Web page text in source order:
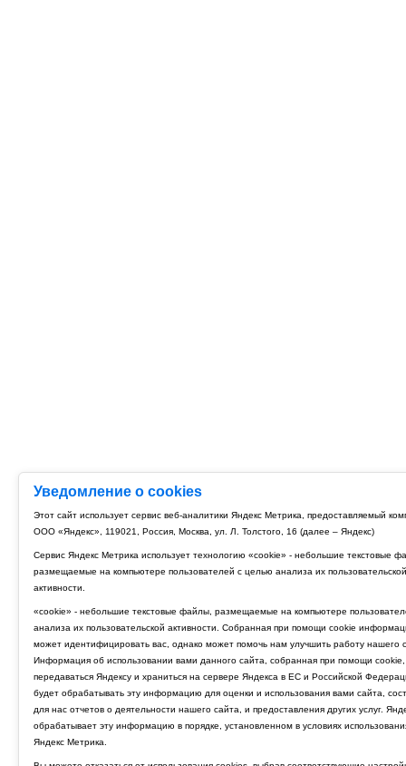
Уведомление о cookies
Этот сайт использует сервис веб-аналитики Яндекс Метрика, предоставляемый
ООО «Яндекс», 119021, Россия, Москва, ул. Л. Толстого, 16 (далее – Яндекс)
Сервис Яндекс Метрика использует технологию «cookie» - небольшие текстовые
размещаемые на компьютере пользователей с целью анализа их пользовательской
активности.
«cookie» - небольшие текстовые файлы, размещаемые на компьютере
анализа их пользовательской активности. Собранная при помощи cookie
может идентифицировать вас, однако может помочь нам улучшить работу нашего
Информация об использовании вами данного сайта, собранная при помощи cookie,
передаваться Яндексу и храниться на сервере Яндекса в ЕС и Российской
будет обрабатывать эту информацию для оценки и использования вами сайта,
для нас отчетов о деятельности нашего сайта, и предоставления других услуг.
обрабатывает эту информацию в порядке, установленном в условиях
Яндекс Метрика.